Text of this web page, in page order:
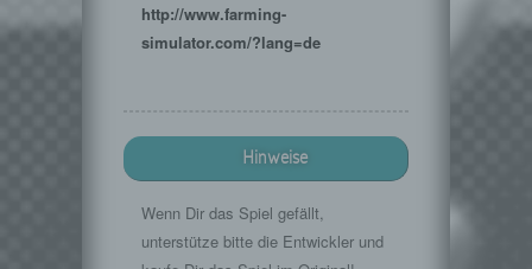
http://www.farming-
simulator.com/?lang=de
Hinweise
Wenn Dir das Spiel gefällt,
unterstütze bitte die Entwickler und